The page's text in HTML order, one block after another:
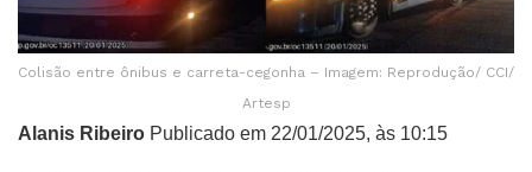
Colisão entre ônibus e carreta-cegonha – Imagem: Reprodução/ CCI/
Artesp
Alanis Ribeiro Publicado em 22/01/2025, às 10:15